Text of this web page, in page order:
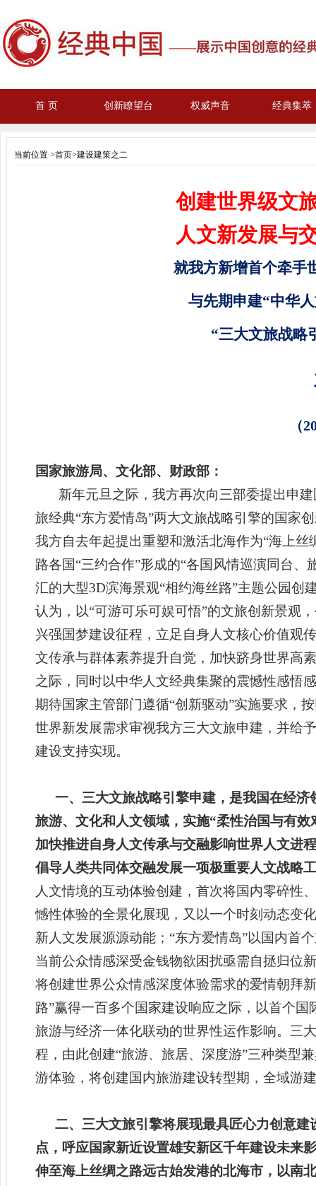
首 页 创新瞭望台 权威声音 经典集萃
当前位置 >首页>建设建策之二
创建世界级文
人文新发展与
就我方新增首个牵手
与先期申建“中华
“三大文旅战略
（
国家旅游局、 文化部、财政部：
新年元旦之际，我方再次向三部委提出申
旅经典“东方爱情岛”两大文旅战略引擎的国家
我方自去年起提出重塑和激活北海作为“海上
路各国“三约合作”形成的“各国风情巡演同台
汇的大型3D滨海景观“相约海丝路”主题公园创
认为，以“可游可乐可娱可悟”的文旅创新景观
兴强国梦建设征程，立足自身人文核心价值观
文传承与群体素养提升自觉，加快跻身世界高
之际，同时以中华人文经典集聚的震憾性感悟
期待国家主管部门遵循“创新驱动”实施要求，
世界新发展需求审视我方三大文旅申建，并给
建设支持实现。
一、三大文旅战略引擎申建，是我国在经
旅游、文化和人文领域，实施“柔性治国与有
加快推进自身人文传承与交融影响世界人文进
倡导人类共同体交融发展一项极重要人文战略
人文情境的互动体验创建，首次将国内零碎性
憾性体验的全景化展现，又以一个时刻动态变
新人文发展源源动能；“东方爱情岛”以国内首个
当前公众情感深受金钱物欲困扰亟需自拯归位
将创建世界公众情感深度体验需求的爱情朝拜
路”赢得一百多个国家建设响应之际，以首个
旅游与经济一体化联动的世界性运作影响。三
程，由此创建“旅游、旅居、深度游”三种类型
游体验，将创建国内旅游建设转型期，全域游
二、三大文旅引擎将展现最具匠心力创意
点，呼应国家新近设置雄安新区千年建设未来
伸至海上丝绸之路远古始发港的北海市，以南